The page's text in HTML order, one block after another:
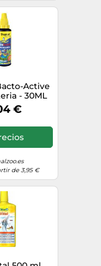
Active
- 30ML
€
de 3,95 €